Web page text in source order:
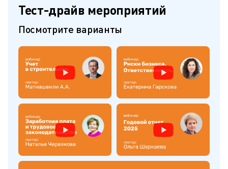
Тест-драйв мероприятий
Посмотрите варианты